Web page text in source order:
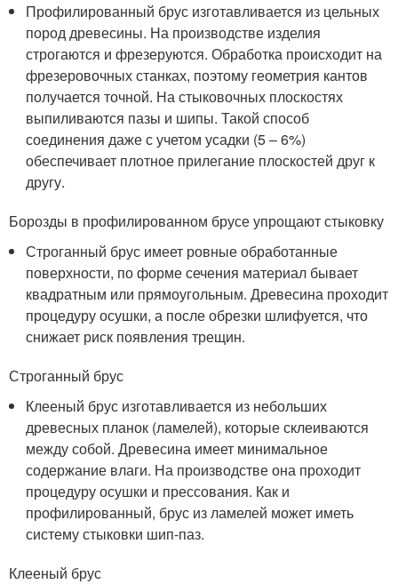
Профилированный брус изготавливается из цельных
пород древесины. На производстве изделия
строгаются и фрезеруются. Обработка происходит на
фрезеровочных станках, поэтому геометрия кантов
получается точной. На стыковочных плоскостях
выпиливаются пазы и шипы. Такой способ
соединения даже с учетом усадки (5 – 6%)
обеспечивает плотное прилегание плоскостей друг к
другу.
Борозды в профилированном брусе упрощают стыковку
Строганный брус имеет ровные обработанные
поверхности, по форме сечения материал бывает
квадратным или прямоугольным. Древесина проходит
процедуру осушки, а после обрезки шлифуется, что
снижает риск появления трещин.
Строганный брус
Клееный брус изготавливается из небольших
древесных планок (ламелей), которые склеиваются
между собой. Древесина имеет минимальное
содержание влаги. На производстве она проходит
процедуру осушки и прессования. Как и
профилированный, брус из ламелей может иметь
систему стыковки шип-паз.
Клееный брус